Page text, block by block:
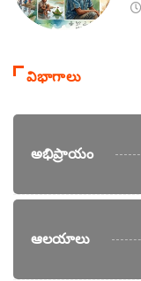
విభాగాలు
అభిప్రాయం
ఆలయాలు